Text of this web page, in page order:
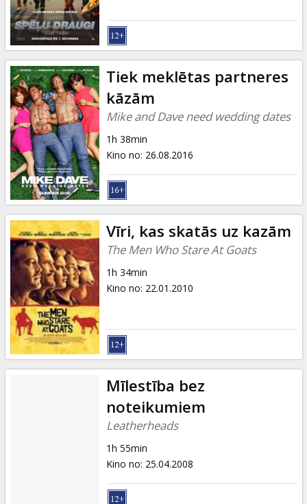
Uzkodas
B2B
Kino
Klubs
Tiek meklētas partneres
kāzām
Mike and Dave need wedding dates
1h 38min
Kino no: 26.08.2016
Vīri, kas skatās uz kazām
The Men Who Stare At Goats
1h 34min
Kino no: 22.01.2010
Mīlestība bez
noteikumiem
Leatherheads
1h 55min
Kino no: 25.04.2008